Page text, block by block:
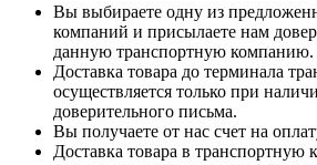
Вы выбираете одну из
компаний и присылаете нам
данную транспортную компанию.
Доставка товара до терминала
осуществляется только при
доверительного письма.
Вы получаете от нас счет на
Доставка товара в транспортную